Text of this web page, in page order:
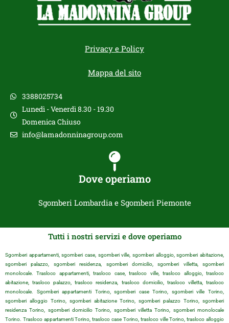
Privacy e Policy
Mappa del sito
3388025734
Lunedì - Venerdì 8.30 - 19.30
Domenica Chiuso
info@lamadonninagroup.com
Dove operiamo
Sgomberi Lombardia e Sgomberi Piemonte
Tutti i nostri servizi e dove operiamo
Sgomberi appartamenti, sgomberi case, sgomberi ville, sgomberi alloggio, sgomberi abitazione,
sgomberi palazzo, sgomberi residenza, sgomberi domicilio, sgomberi villetta, sgomberi
monolocale. Trasloco appartamenti, trasloco case, trasloco ville, trasloco alloggio, trasloco
abitazione, trasloco palazzo, trasloco residenza, trasloco domicilio, trasloco villetta, trasloco
monolocale. Sgomberi appartamenti Torino, sgomberi case Torino, sgomberi ville Torino,
sgomberi alloggio Torino, sgomberi abitazione Torino, sgomberi palazzo Torino, sgomberi
residenza Torino, sgomberi domicilio Torino, sgomberi villetta Torino, sgomberi monolocale
Torino. Trasloco appartamenti Torino, trasloco case Torino, trasloco ville Torino, trasloco alloggio